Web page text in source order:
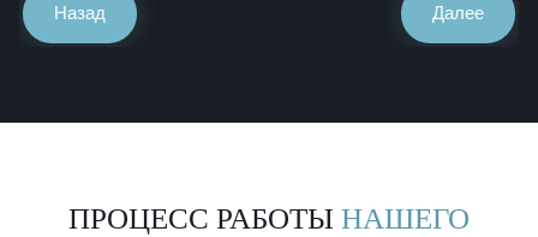
Назад Далее
ПРОЦЕСС РАБОТЫ НАШЕГО